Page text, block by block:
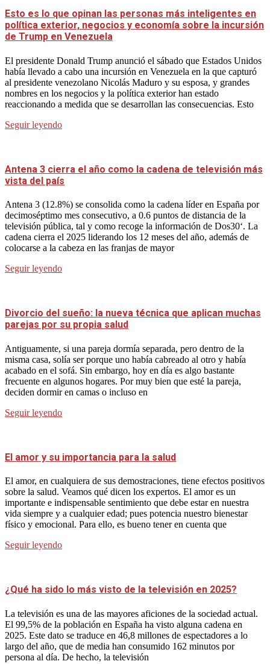
Esto es lo que opinan las personas más inteligentes en
política exterior, negocios y economía sobre la incursión
de Trump en Venezuela
El presidente Donald Trump anunció el sábado que Estados Unidos
había llevado a cabo una incursión en Venezuela en la que capturó
al presidente venezolano Nicolás Maduro y su esposa, y grandes
nombres en los negocios y la política exterior han estado
reaccionando a medida que se desarrollan las consecuencias. Esto
Seguir leyendo
Antena 3 cierra el año como la cadena de televisión más
vista del país
Antena 3 (12.8%) se consolida como la cadena líder en España por
decimoséptimo mes consecutivo, a 0.6 puntos de distancia de la
televisión pública, tal y como recoge la información de Dos30‘. La
cadena cierra el 2025 liderando los 12 meses del año, además de
colocarse a la cabeza en las franjas de mayor
Seguir leyendo
Divorcio del sueño: la nueva técnica que aplican muchas
parejas por su propia salud
Antiguamente, si una pareja dormía separada, pero dentro de la
misma casa, solía ser porque uno había cabreado al otro y había
acabado en el sofá. Sin embargo, hoy en día es algo bastante
frecuente en algunos hogares. Por muy bien que esté la pareja,
deciden dormir en camas o incluso en
Seguir leyendo
El amor y su importancia para la salud
El amor, en cualquiera de sus demostraciones, tiene efectos positivos
sobre la salud. Veamos qué dicen los expertos. El amor es un
importante e indispensable sentimiento que debe estar en nuestra
vida siempre y a cualquier edad; pues potencia nuestro bienestar
físico y emocional. Para ello, es bueno tener en cuenta que
Seguir leyendo
¿Qué ha sido lo más visto de la televisión en 2025?
La televisión es una de las mayores aficiones de la sociedad actual.
El 99,5% de la población en España ha visto alguna cadena en
2025. Este dato se traduce en 46,8 millones de espectadores a lo
largo del año, que de media han consumido 162 minutos por
persona al día. De hecho, la televisión